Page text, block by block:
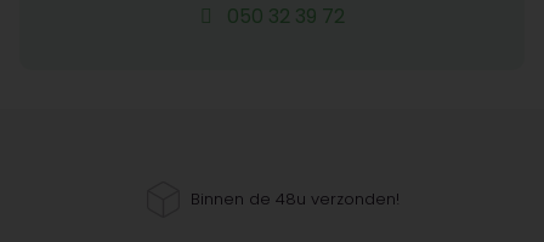
050 32 39 72
Binnen de 48u verzonden!